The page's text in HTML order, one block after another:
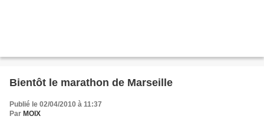
Bientôt le marathon de Marseille
Publié le 02/04/2010 à 11:37
Par MOIX